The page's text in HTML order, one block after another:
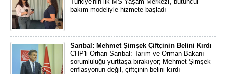
Türkiye'nin ilk MS Yaşam Merkezi, bütüncül
bakım modeliyle hizmete başladı
Sarıbal: Mehmet Şimşek Çiftçinin Belini Kırdı
CHP'li Orhan Sarıbal: Tarım ve Orman Bakanı
sorumluluğu yurttaşa bırakıyor; Mehmet Şimşek
enflasyonun değil, çiftçinin belini kırdı